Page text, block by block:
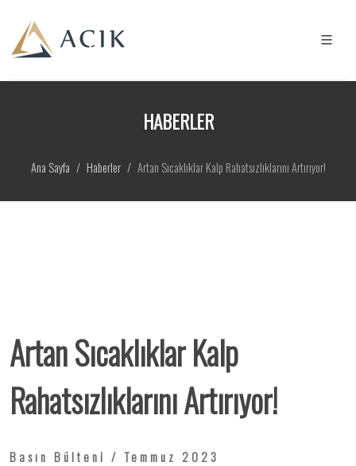
HABERLER
Ana Sayfa Haberler Artan Sıcaklıklar Kalp Rahatsızlıklarını Artırıyor!
Artan Sıcaklıklar Kalp
Rahatsızlıklarını Artırıyor!
Basın Bülteni / Temmuz 2023